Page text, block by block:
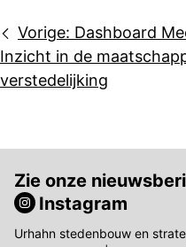
Bericht
navigatie
Vorige: Dashboard
Inzicht in de
verstedelijking
Zie onze
Instagram
Urhahn stedenbouw en